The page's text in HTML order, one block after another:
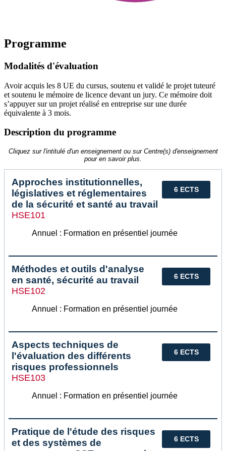
Programme
Modalités d'évaluation
Avoir acquis les 8 UE du cursus, soutenu et validé le projet tuteuré
et soutenu le mémoire de licence devant un jury. Ce mémoire doit
s’appuyer sur un projet réalisé en entreprise sur une durée
équivalente à 3 mois.
Description du programme
Cliquez sur l'intitulé d'un enseignement ou sur Centre(s) d'enseignement
pour en savoir plus.
6 ECTS
Approches institutionnelles,
législatives et réglementaires
de la sécurité et santé au travail
HSE101
Annuel : Formation en présentiel journée
6 ECTS
Méthodes et outils d'analyse
en santé, sécurité au travail
HSE102
Annuel : Formation en présentiel journée
6 ECTS
Aspects techniques de
l'évaluation des différents
risques professionnels
HSE103
Annuel : Formation en présentiel journée
6 ECTS
Pratique de l'étude des risques
et des systèmes de